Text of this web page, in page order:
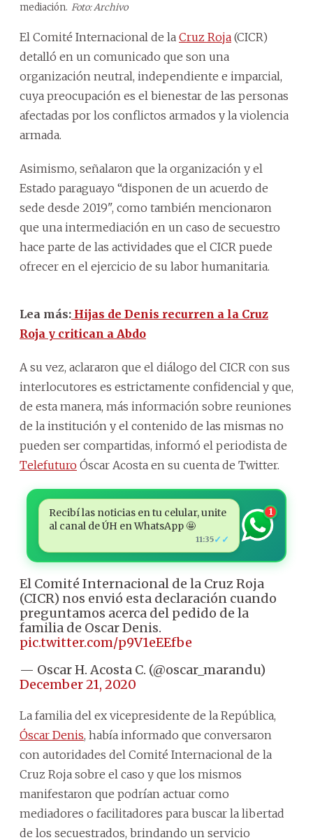
mediación. Foto: Archivo
El Comité Internacional de la Cruz Roja (CICR)
detalló en un comunicado que son una
organización neutral, independiente e imparcial,
cuya preocupación es el bienestar de las personas
afectadas por los conflictos armados y la violencia
armada.
Asimismo, señalaron que la organización y el
Estado paraguayo “disponen de un acuerdo de
sede desde 2019", como también mencionaron
que una intermediación en un caso de secuestro
hace parte de las actividades que el CICR puede
ofrecer en el ejercicio de su labor humanitaria.
Lea más: Hijas de Denis recurren a la Cruz
Roja y critican a Abdo
A su vez, aclararon que el diálogo del CICR con sus
interlocutores es estrictamente confidencial y que,
de esta manera, más información sobre reuniones
de la institución y el contenido de las mismas no
pueden ser compartidas, informó el periodista de
Telefuturo Óscar Acosta en su cuenta de Twitter.
Recibí las noticias en tu celular, unite
al canal de ÚH en WhatsApp 🤩
11:35✓✓
1
El Comité Internacional de la Cruz Roja
(CICR) nos envió esta declaración cuando
preguntamos acerca del pedido de la
familia de Oscar Denis.
pic.twitter.com/p9V1eEEfbe
— Oscar H. Acosta C. (@oscar_marandu)
December 21, 2020
La familia del ex vicepresidente de la República,
Óscar Denis, había informado que conversaron
con autoridades del Comité Internacional de la
Cruz Roja sobre el caso y que los mismos
manifestaron que podrían actuar como
mediadores o facilitadores para buscar la libertad
de los secuestrados, brindando un servicio